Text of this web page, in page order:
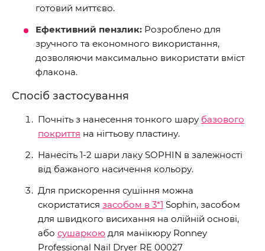
готовий миттєво.
Ефективний пензлик: Розроблено для
зручного та економного використання,
дозволяючи максимально використати вміст
флакона.
Спосіб застосування
Почніть з нанесення тонкого шару базового
покриття на нігтьову пластину.
Нанесіть 1-2 шари лаку SOPHIN в залежності
від бажаного насичення кольору.
Для прискорення сушіння можна
скористатися засобом в 3*1 Sophin, засобом
для швидкого висихання на олійній основі,
або сушаркою для манікюру Ronney
Professional Nail Dryer RE 00027